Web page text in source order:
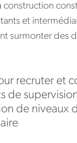
construction
et
surmonter des
recruter et
de
de niveaux